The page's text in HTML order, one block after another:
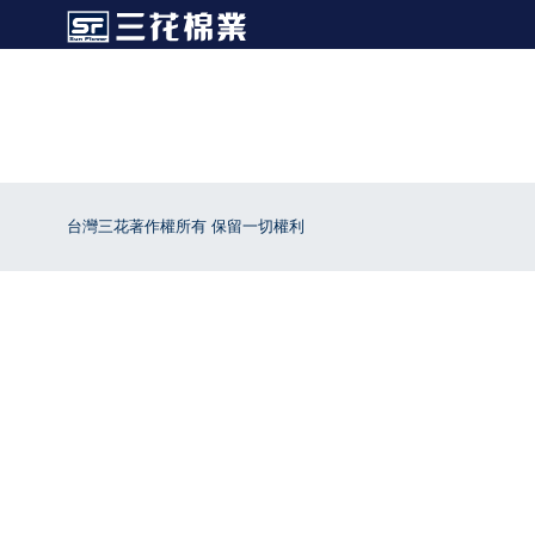
台灣三花著作權所有 保留一切權利